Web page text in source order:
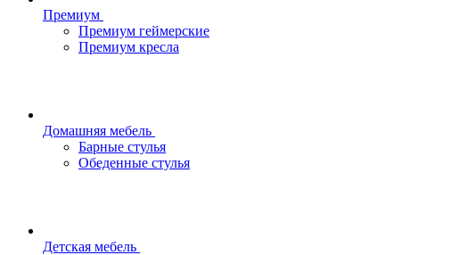
Премиум
Премиум геймерские
Премиум кресла
Домашняя мебель
Барные стулья
Обеденные стулья
Детская мебель